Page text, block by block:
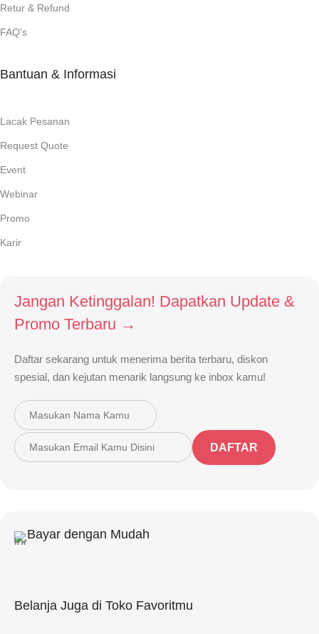
Retur & Refund
FAQ's
Bantuan & Informasi
Lacak Pesanan
Request Quote
Event
Webinar
Promo
Karir
Jangan Ketinggalan! Dapatkan Update &
Promo Terbaru →
Daftar sekarang untuk menerima berita terbaru, diskon
spesial, dan kejutan menarik langsung ke inbox kamu!
DAFTAR
Bayar dengan Mudah
Belanja Juga di Toko Favoritmu